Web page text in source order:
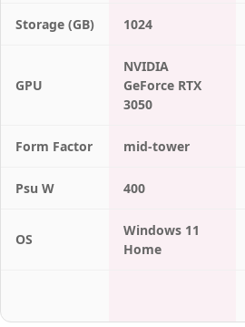
Storage (GB) 1024
GPU
NVIDIA
GeForce RTX
3050
Form Factor mid-tower
Psu W 400
OS
Windows 11
Home